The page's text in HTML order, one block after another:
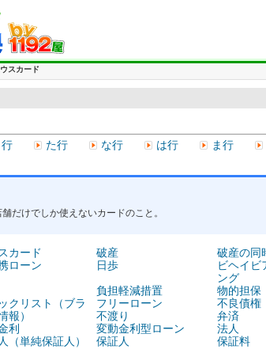
スカード
た行 な行 は行 ま行
だけでしか使えないカードのこと。
カード 破産 破産の同
ローン 日歩
ビヘイビ
ング
負担軽減措置 物的担保
クリスト（ブラ
報）
フリーローン 不良債権
不渡り
弁済
利 変動金利型ローン 法人
（単純保証人） 保証人 保証料